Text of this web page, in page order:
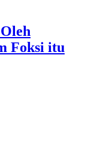
Foksi itu